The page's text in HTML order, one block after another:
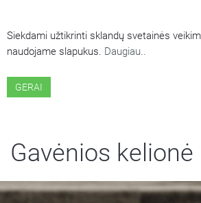
Siekdami užtikrinti sklandų svetainės
naudojame slapukus. Daugiau..
GERAI
Gavėnios kelionė